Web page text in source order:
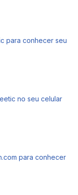
para conhecer seu
no seu celular
para conhecer